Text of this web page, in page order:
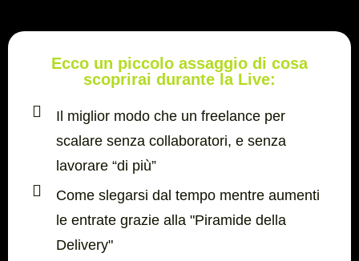
Ecco un piccolo assaggio di cosa
scoprirai durante la Live:
Il miglior modo che un freelance per
scalare senza collaboratori, e senza
lavorare “di più”
Come slegarsi dal tempo mentre aumenti
le entrate grazie alla "Piramide della
Delivery"